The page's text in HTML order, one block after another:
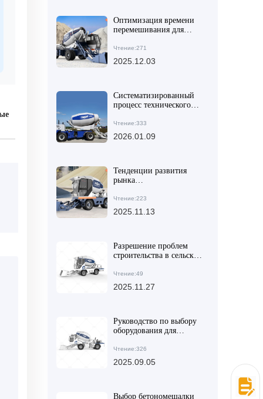
Оптимизация времени
перемешивания для
однородности бетона —
ключевой этап
Чтение:271
2025.12.03
Систематизированный
процесс технического
смесителей для бетона:
ключевые моменты
Чтение:333
2026.01.09
Тенденции развития
рынка
автобетоносмесителей и
технические
Чтение:223
2025.11.13
Разрешение проблем
строительства в сельских
шарнирный
бетоносмеситель
Чтение:49
2025.11.27
Руководство по выбору
оборудования для
крупных и средних
строительных проектов:
производительности и
Чтение:326
2025.09.05
Выбор бетономешалки